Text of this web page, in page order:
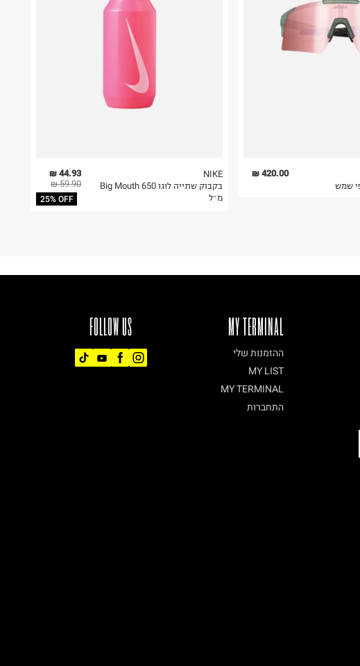
44.93 ₪
59.90 ₪
25% OFF
NIKE
בקבוק שתייה לוגו Big Mouth 650
מ״ל
420.00 ₪
FOLLOW US MY TERMINAL
ההזמנות שלי
MY LIST
MY TERMINAL
התחברות